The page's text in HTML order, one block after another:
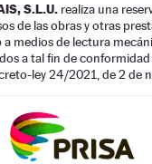
S.L.U. realiza una
de las obras y otras
a medios de lectura
a tal fin de
ley 24/2021, de 2 de